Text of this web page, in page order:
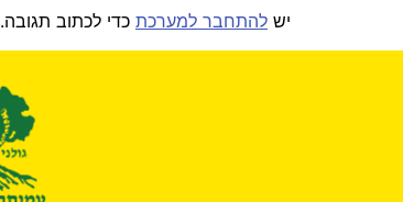
יש להתחבר למערכת כדי לכתוב תגובה.